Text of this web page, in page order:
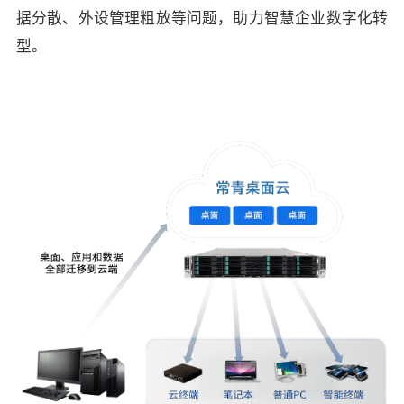
据分散、外设管理粗放等问题，助力智慧企业数字化转
型。